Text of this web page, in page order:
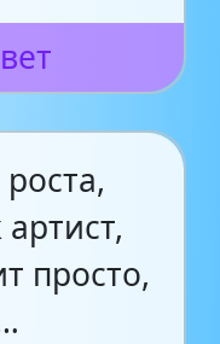
просто,